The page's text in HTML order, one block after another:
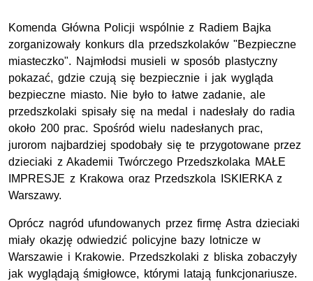
Komenda Główna Policji wspólnie z Radiem Bajka
zorganizowały konkurs dla przedszkolaków "Bezpieczne
miasteczko". Najmłodsi musieli w sposób plastyczny
pokazać, gdzie czują się bezpiecznie i jak wygląda
bezpieczne miasto. Nie było to łatwe zadanie, ale
przedszkolaki spisały się na medal i nadesłały do radia
około 200 prac. Spośród wielu nadesłanych prac,
jurorom najbardziej spodobały się te przygotowane przez
dzieciaki z Akademii Twórczego Przedszkolaka MAŁE
IMPRESJE z Krakowa oraz Przedszkola ISKIERKA z
Warszawy.
Oprócz nagród ufundowanych przez firmę Astra dzieciaki
miały okazję odwiedzić policyjne bazy lotnicze w
Warszawie i Krakowie. Przedszkolaki z bliska zobaczyły
jak wyglądają śmigłowce, którymi latają funkcjonariusze.